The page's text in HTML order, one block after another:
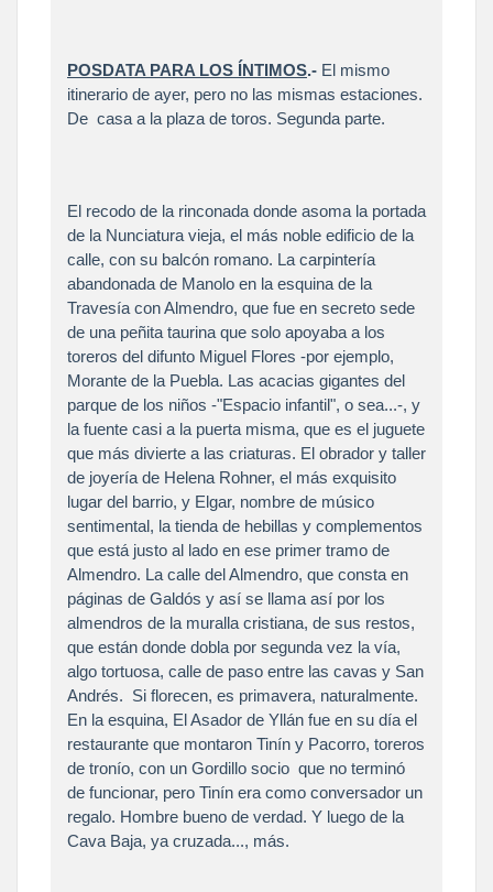
POSDATA PARA LOS ÍNTIMOS.- El mismo
itinerario de ayer, pero no las mismas estaciones.
De casa a la plaza de toros. Segunda parte.
El recodo de la rinconada donde asoma la portada
de la Nunciatura vieja, el más noble edificio de la
calle, con su balcón romano. La carpintería
abandonada de Manolo en la esquina de la
Travesía con Almendro, que fue en secreto sede
de una peñita taurina que solo apoyaba a los
toreros del difunto Miguel Flores -por ejemplo,
Morante de la Puebla. Las acacias gigantes del
parque de los niños -"Espacio infantil", o sea...-, y
la fuente casi a la puerta misma, que es el juguete
que más divierte a las criaturas. El obrador y taller
de joyería de Helena Rohner, el más exquisito
lugar del barrio, y Elgar, nombre de músico
sentimental, la tienda de hebillas y complementos
que está justo al lado en ese primer tramo de
Almendro. La calle del Almendro, que consta en
páginas de Galdós y así se llama así por los
almendros de la muralla cristiana, de sus restos,
que están donde dobla por segunda vez la vía,
algo tortuosa, calle de paso entre las cavas y San
Andrés. Si florecen, es primavera, naturalmente.
En la esquina, El Asador de Yllán fue en su día el
restaurante que montaron Tinín y Pacorro, toreros
de tronío, con un Gordillo socio que no terminó
de funcionar, pero Tinín era como conversador un
regalo. Hombre bueno de verdad. Y luego de la
Cava Baja, ya cruzada..., más.